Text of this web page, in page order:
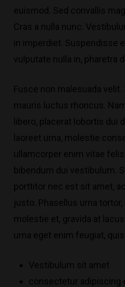
euismod. Sed convallis
Cras a nulla nunc.
in imperdiet. Suspendisse
vulputate nulla in, pharetra
Fusce non malesuada
mauris luctus rhoncus.
libero, placerat lobortis dui
laoreet urna, molestie
ullamcorper enim vitae
bibendum dui vestibulum.
porttitor nec est sit amet,
justo. Phasellus urna
molestie et, gravida at
urna eget enim feugiat,
Vestibulum sit amet
consectetur adipiscing